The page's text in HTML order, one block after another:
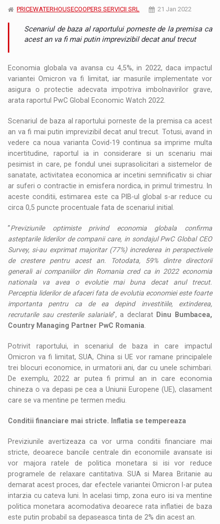
PRICEWATERHOUSECOOPERS SERVICII SRL 21 Jan 2022
Scenariul de baza al raportului porneste de la premisa ca
acest an va fi mai putin imprevizibil decat anul trecut
Economia globala va avansa cu 4,5%, in 2022, daca impactul
variantei Omicron va fi limitat, iar masurile implementate vor
asigura o protectie adecvata impotriva imbolnavirilor grave,
arata raportul PwC Global Economic Watch 2022.
Scenariul de baza al raportului porneste de la premisa ca acest
an va fi mai putin imprevizibil decat anul trecut. Totusi, avand in
vedere ca noua varianta Covid-19 continua sa imprime multa
incertitudine, raportul ia in considerare si un scenariu mai
pesimist in care, pe fondul unei suprasolicitari a sistemelor de
sanatate, activitatea economica ar incetini semnificativ si chiar
ar suferi o contractie in emisfera nordica, in primul trimestru. In
aceste conditii, estimarea este ca PIB-ul global s-ar reduce cu
circa 0,5 puncte procentuale fata de scenariul initial.
”Previziunile optimiste privind economia globala confirma
asteptarile liderilor de companii care, in sondajul PwC Global CEO
Survey, si-au exprimat majoritar (77%) increderea in perspectivele
de crestere pentru acest an. Totodata, 59% dintre directorii
generali ai companiilor din Romania cred ca in 2022 economia
nationala va avea o evolutie mai buna decat anul trecut.
Perceptia liderilor de afaceri fata de evolutia economiei este foarte
importanta pentru ca de ea depind investitiile, extinderea,
recrutarile sau cresterile salariale”, a declarat Dinu Bumbacea,
Country Managing Partner PwC Romania
Potrivit raportului, in scenariul de baza in care impactul
Omicron va fi limitat, SUA, China si UE vor ramane principalele
trei blocuri economice, in urmatorii ani, dar cu unele schimbari.
De exemplu, 2022 ar putea fi primul an in care economia
chineza o va depasi pe cea a Uniunii Europene (UE), clasament
care se va mentine pe termen mediu.
Conditii financiare mai stricte. Inflatia se tempereaza
Previziunile avertizeaza ca vor urma conditii financiare mai
stricte, deoarece bancile centrale din economiile avansate isi
vor majora ratele de politica monetara si isi vor reduce
programele de relaxare cantitativa. SUA si Marea Britanie au
demarat acest proces, dar efectele variantei Omicron l-ar putea
intarzia cu cateva luni. In acelasi timp, zona euro isi va mentine
politica monetara acomodativa deoarece rata inflatiei de baza
este putin probabil sa depaseasca tinta de 2% din acest an.